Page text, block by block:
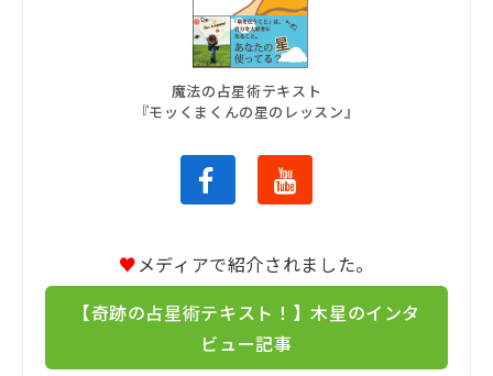
魔法の占星術テキスト
『モッくまくんの星のレッスン』
♥メディアで紹介されました。
【奇跡の占星術テキスト！】木星のインタ
ビュー記事